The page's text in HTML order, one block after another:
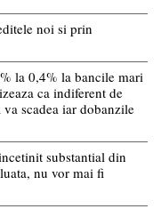
noi si prin
la 0,4% la bancile mari
ca indiferent de
scadea iar dobanzile
substantial din
nu vor mai fi